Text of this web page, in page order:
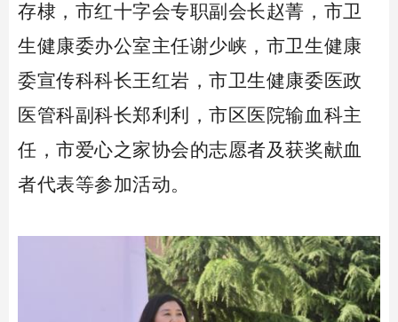
存棣，市红十字会专职副会长赵菁，市卫
生健康委办公室主任谢少峡，市卫生健康
委宣传科科长王红岩，市卫生健康委医政
医管科副科长郑利利，市区医院输血科主
任，市爱心之家协会的志愿者及获奖献血
者代表等参加活动。